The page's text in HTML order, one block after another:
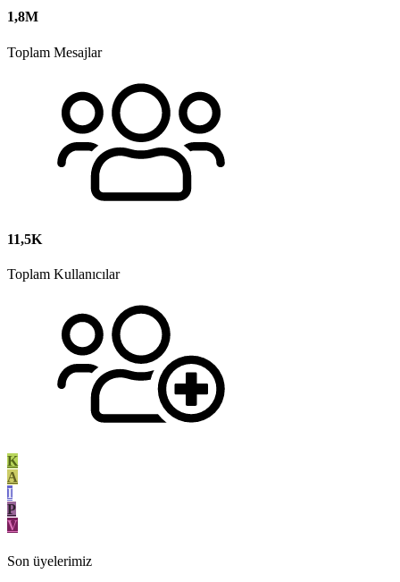
1,8M
Toplam Mesajlar
11,5K
Toplam Kullanıcılar
K
A
I
P
V
Son üyelerimiz